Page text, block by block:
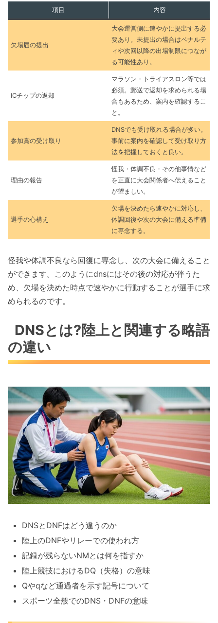
項目 内容
欠場届の提出
大会運営側に速やかに提出する必
要あり。未提出の場合はペナルテ
ィや次回以降の出場制限につなが
る可能性あり。
ICチップの返却
マラソン・トライアスロン等では
必須。郵送で返却を求められる場
合もあるため、案内を確認するこ
と。
参加賞の受け取り
DNSでも受け取れる場合が多い。
事前に案内を確認して受け取り方
法を把握しておくと良い。
理由の報告
怪我・体調不良・その他事情など
を正直に大会関係者へ伝えること
が望ましい。
選手の心構え
欠場を決めたら速やかに対応し、
体調回復や次の大会に備える準備
に専念する。
怪我や体調不良なら回復に専念し、次の大会に備えること
ができます。このようにdnsにはその後の対応が伴うた
め、欠場を決めた時点で速やかに行動することが選手に求
められるのです。
DNSとは?陸上と関連する略語
の違い
DNSとDNFはどう違うのか
陸上のDNFやリレーでの使われ方
記録が残らないNMとは何を指すか
陸上競技におけるDQ（失格）の意味
Qやqなど通過者を示す記号について
スポーツ全般でのDNS・DNFの意味